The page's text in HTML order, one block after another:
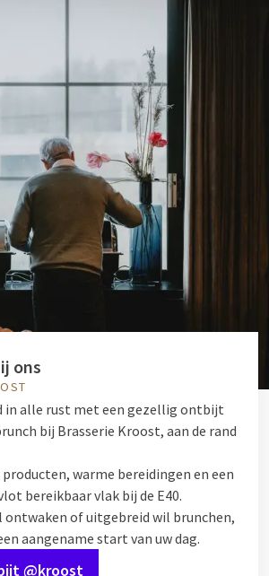
ons
in alle rust met een gezellig ontbijt
bij Brasserie Kroost, aan de rand
producten, warme bereidingen en een
bereikbaar vlak bij de E40.
ontwaken of uitgebreid wil brunchen,
aangename start van uw dag.
@kroost